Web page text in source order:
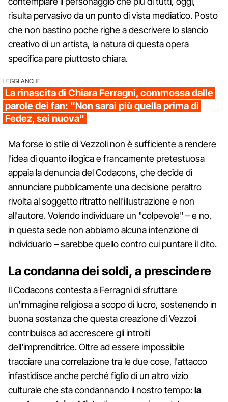
risulta pervasivo da un punto di vista mediatico. Posto
che non bastino poche righe a descrivere lo slancio
creativo di un artista, la natura di questa opera
specifica pare piuttosto chiara.
LEGGI ANCHE
La rinascita di Chiara Ferragni, commossa dalle
parole dei fan: "Non sarai più quella prima di
Fedez, sei nuova"
Ma forse lo stile di Vezzoli non è sufficiente a rendere
l'idea di quanto illogica e francamente pretestuosa
appaia la denuncia del Codacons, che decide di
annunciare pubblicamente una decisione peraltro
rivolta al soggetto ritratto nell'illustrazione e non
all'autore. Volendo individuare un "colpevole" – e no,
in questa sede non abbiamo alcuna intenzione di
individuarlo – sarebbe quello contro cui puntare il dito.
La condanna dei soldi, a prescindere
Il Codacons contesta a Ferragni di sfruttare
un'immagine religiosa a scopo di lucro, sostenendo in
buona sostanza che questa creazione di Vezzoli
contribuisca ad accrescere gli introiti
dell'imprenditrice. Oltre ad essere impossibile
tracciare una correlazione tra le due cose, l'attacco
infastidisce anche perché figlio di un altro vizio
culturale che sta condannando il nostro tempo:la